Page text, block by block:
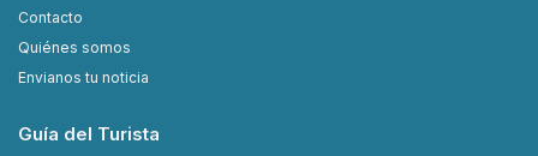
Contacto
Quiénes somos
Envianos tu noticia
Guía del Turista